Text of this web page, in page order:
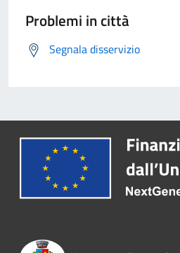
Problemi in città
Segnala disservizio